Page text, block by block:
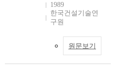
1989
한국건설기술연
구원
원문보기